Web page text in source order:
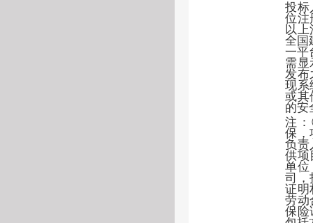
投标
位注
以上
全国
一平
需显
发布
现系
或其
的安
注：
保，
负
供项
单位
司，
证明
劳动
保险